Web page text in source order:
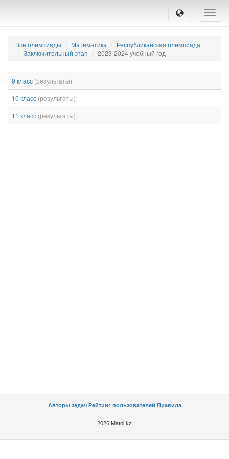
Toggle
Все олимпиады Математика
Республиканская олимпиада
Заключительный этап
2023-2024 учебный год
9 класс (результаты)
10 класс (результаты)
11 класс (результаты)
Авторы задач Рейтинг пользователей Правила
2026 Matol.kz